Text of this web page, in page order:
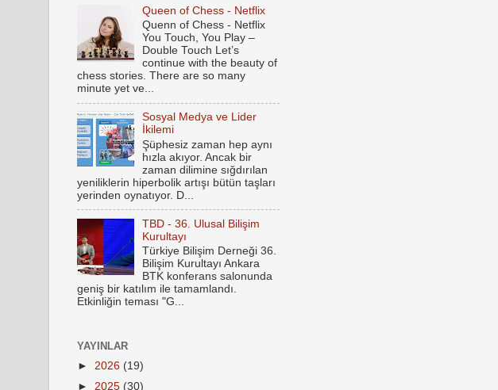
Queen of Chess - Netflix
Quenn of Chess - Netflix
You Touch, You Play –
Double Touch Let’s
continue with the beauty of
chess stories. There are so many
minute yet ve...
Sosyal Medya ve Lider
İkilemi
Şüphesiz zaman hep aynı
hızla akıyor. Ancak bir
zaman dilimine sığdırılan
yeniliklerin hiperbolik artışı bütün taşları
yerinden oynatıyor. D...
TBD - 36. Ulusal Bilişim
Kurultayı
Türkiye Bilişim Derneği 36.
Bilişim Kurultayı Ankara
BTK konferans salonunda
geniş bir katılım ile tamamlandı.
Etkinliğin teması "G...
YAYINLAR
► 2026 (19)
► 2025 (30)